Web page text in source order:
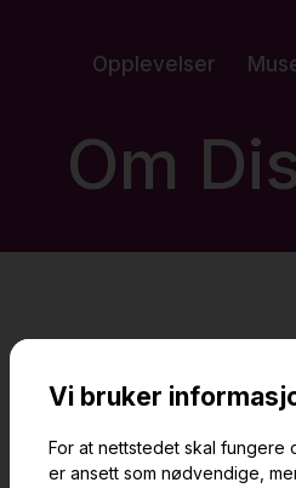
Opplevelser
Om